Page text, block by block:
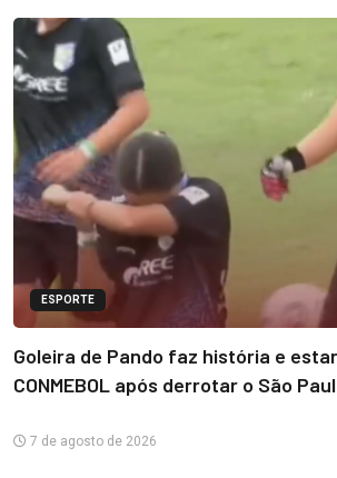
ESPORTE
Goleira de Pando faz história e
CONMEBOL após derrotar o São
7 de agosto de 2026